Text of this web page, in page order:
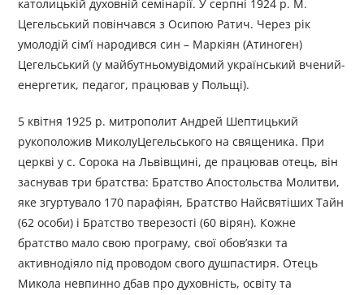
католицькій духовній семінарії. У серпні 1924 р. М.
Цегельський повінчався з Осипою Ратич. Через рік
умолодій сім’ї народився син – Маркіян (Атиноген)
Цегельський (у майбутньомувідомий український вчений-
енергетик, педагог, працював у Польщі).
5 квітня 1925 р. митрополит Андрей Шептицький
рукоположив МиколуЦегельського на священика. При
церкві у с. Сорока на Львівщині, де працював отець, він
заснував три братства: Братство Апостольства Молитви,
яке згуртувало 170 парафіян, Братство Найсвятіших Тайн
(62 особи) і Братство тверезості (60 вірян). Кожне
братство мало свою програму, свої обов’язки та
активнодіяло під проводом свого душпастиря. Отець
Микола невпинно дбав про духовність, освіту та